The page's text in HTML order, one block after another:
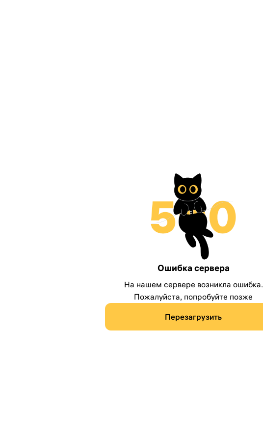
Ошибка сервера
На нашем сервере возникла ошибка.
Пожалуйста, попробуйте позже
Перезагрузить